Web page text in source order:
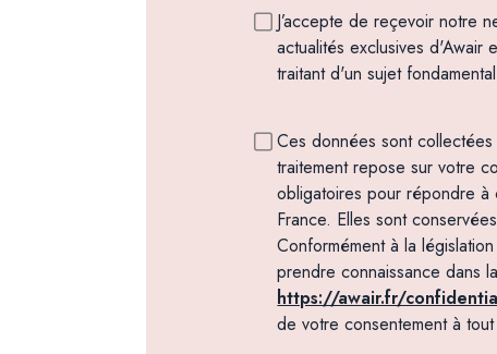
J’accepte de reçevoir notre
actualités exclusives d'Awair
traitant d'un sujet
Ces données sont
traitement repose sur votre
obligatoires pour répondre à
France. Elles sont
Conformément à la
prendre connaissance dans
https://awair.fr/
de votre consentement à tout